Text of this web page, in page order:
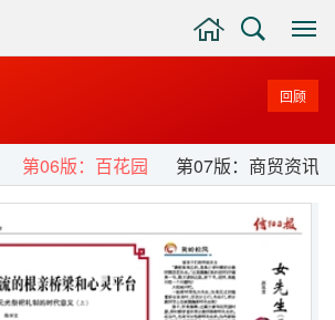
显
示
与
隐
侧
边
栏
搜
索
主
页
回顾
第06版：百花园 第07版：商贸资讯